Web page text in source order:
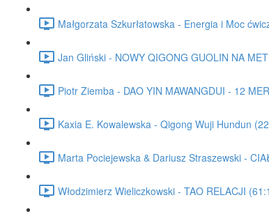
Małgorzata Szkurłatowska - Energia i Moc
Jan Gliński - NOWY QIGONG GUOLIN NA
Piotr Ziemba - DAO YIN MAWANGDUI - 12
Kaxia E. Kowalewska - Qigong Wuji Hundun
Marta Pociejewska & Dariusz Straszewski -
Włodzimierz Wieliczkowski - TAO RELACJI